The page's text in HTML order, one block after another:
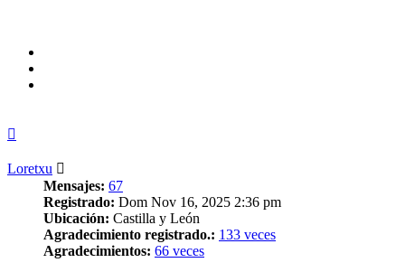
Loretxu
Mensajes: 67
Registrado: Dom Nov 16, 2025 2:36 pm
Ubicación: Castilla y León
Agradecimiento registrado.: 133 veces
Agradecimientos: 66 veces